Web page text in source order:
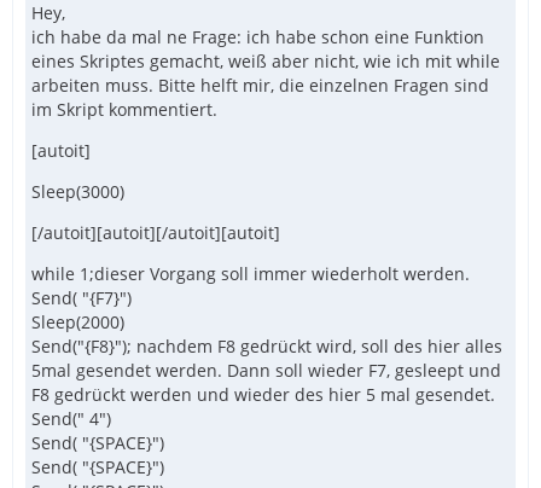
Hey,
ich habe da mal ne Frage: ich habe schon eine Funktion
eines Skriptes gemacht, weiß aber nicht, wie ich mit while
arbeiten muss. Bitte helft mir, die einzelnen Fragen sind
im Skript kommentiert.
[autoit]
Sleep(3000)
[/autoit][autoit][/autoit][autoit]
while 1;dieser Vorgang soll immer wiederholt werden.
Send( "{F7}")
Sleep(2000)
Send("{F8}"); nachdem F8 gedrückt wird, soll des hier alles
5mal gesendet werden. Dann soll wieder F7, gesleept und
F8 gedrückt werden und wieder des hier 5 mal gesendet.
Send(" 4")
Send( "{SPACE}")
Send( "{SPACE}")